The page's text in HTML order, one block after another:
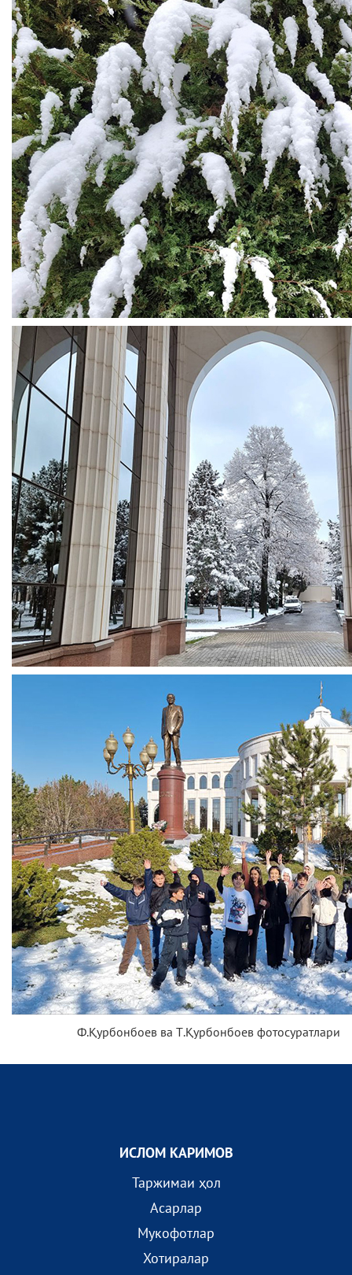
Ф.Қурбонбоев ва Т.Қурбонбоев фотосуратлари
ИСЛОМ КАРИМОВ
Таржимаи ҳол
Асарлар
Мукофотлар
Хотиралар